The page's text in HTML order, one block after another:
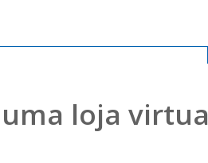
loja